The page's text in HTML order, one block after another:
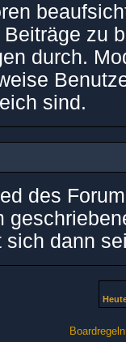
Beiträge zu
durch.
sind.
des
sich dann
Boardregeln